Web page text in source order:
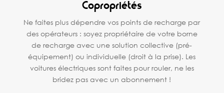
Copropriétés
Ne faites plus dépendre vos points de recharge par
des opérateurs : soyez propriétaire de votre borne
de recharge avec une solution collective (pré-
équipement) ou individuelle (droit à la prise). Les
voitures électriques sont faites pour rouler, ne les
bridez pas avec un abonnement !